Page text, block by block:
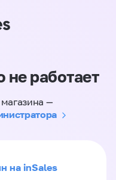
не работает
—
на inSales